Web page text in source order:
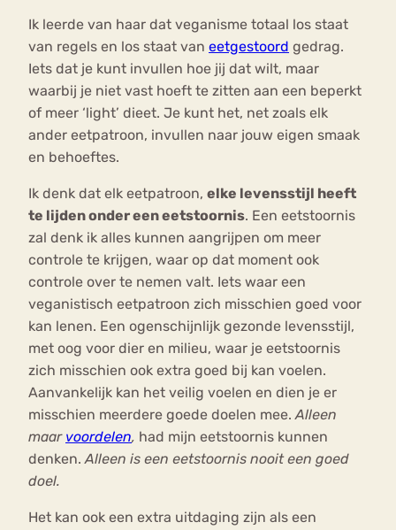
Ik leerde van haar dat veganisme totaal los staat
van regels en los staat van eetgestoord gedrag.
Iets dat je kunt invullen hoe jij dat wilt, maar
waarbij je niet vast hoeft te zitten aan een beperkt
of meer ‘light’ dieet. Je kunt het, net zoals elk
ander eetpatroon, invullen naar jouw eigen smaak
en behoeftes.
Ik denk dat elk eetpatroon, elke levensstijl heeft
te lijden onder een eetstoornis. Een eetstoornis
zal denk ik alles kunnen aangrijpen om meer
controle te krijgen, waar op dat moment ook
controle over te nemen valt. Iets waar een
veganistisch eetpatroon zich misschien goed voor
kan lenen. Een ogenschijnlijk gezonde levensstijl,
met oog voor dier en milieu, waar je eetstoornis
zich misschien ook extra goed bij kan voelen.
Aanvankelijk kan het veilig voelen en dien je er
misschien meerdere goede doelen mee.Alleen
maar voordelen, had mijn eetstoornis kunnen
denken.Alleen is een eetstoornis nooit een goed
doel.
Het kan ook een extra uitdaging zijn als een